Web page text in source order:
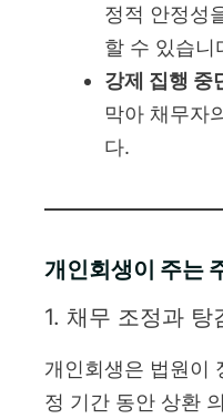
정적 안정성
할 수 있습니
강제 집행 중
막아 채무자
다.
개인회생이 주는
1. 채무 조정과 탕
개인회생은 법원이
정 기간 동안 상환